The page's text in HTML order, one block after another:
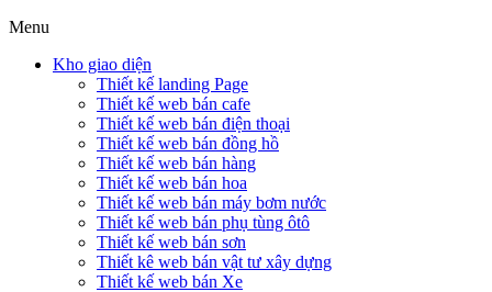
Menu
Kho giao diện
Thiết kế landing Page
Thiết kế web bán cafe
Thiết kế web bán điện thoại
Thiết kế web bán đồng hồ
Thiết kế web bán hàng
Thiết kế web bán hoa
Thiết kế web bán máy bơm nước
Thiết kế web bán phụ tùng ôtô
Thiết kế web bán sơn
Thiết kê web bán vật tư xây dựng
Thiết kế web bán Xe